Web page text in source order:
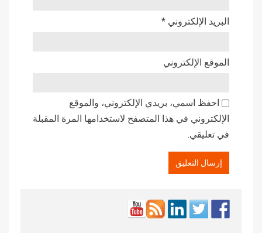
البريد الإلكتروني *
الموقع الإلكتروني
احفظ اسمي، بريدي الإلكتروني، والموقع
الإلكتروني في هذا المتصفح لاستخدامها المرة المقبلة
في تعليقي.